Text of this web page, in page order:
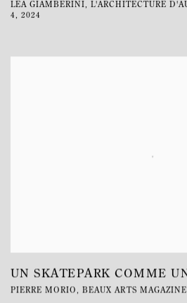
LÉA GIAMBERINI, L'ARCHITECTURE
4, 2024
UN SKATEPARK COMME
PIERRE MORIO, BEAUX ARTS